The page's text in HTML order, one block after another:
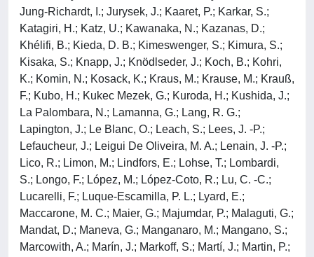
Jung-Richardt, I.; Jurysek, J.; Kaaret, P.; Karkar, S.;
Katagiri, H.; Katz, U.; Kawanaka, N.; Kazanas, D.;
Khélifi, B.; Kieda, D. B.; Kimeswenger, S.; Kimura, S.;
Kisaka, S.; Knapp, J.; Knödlseder, J.; Koch, B.; Kohri,
K.; Komin, N.; Kosack, K.; Kraus, M.; Krause, M.; Krauß,
F.; Kubo, H.; Kukec Mezek, G.; Kuroda, H.; Kushida, J.;
La Palombara, N.; Lamanna, G.; Lang, R. G.;
Lapington, J.; Le Blanc, O.; Leach, S.; Lees, J. -P.;
Lefaucheur, J.; Leigui De Oliveira, M. A.; Lenain, J. -P.;
Lico, R.; Limon, M.; Lindfors, E.; Lohse, T.; Lombardi,
S.; Longo, F.; López, M.; López-Coto, R.; Lu, C. -C.;
Lucarelli, F.; Luque-Escamilla, P. L.; Lyard, E.;
Maccarone, M. C.; Maier, G.; Majumdar, P.; Malaguti, G.;
Mandat, D.; Maneva, G.; Manganaro, M.; Mangano, S.;
Marcowith, A.; Marín, J.; Markoff, S.; Martí, J.; Martin, P.;